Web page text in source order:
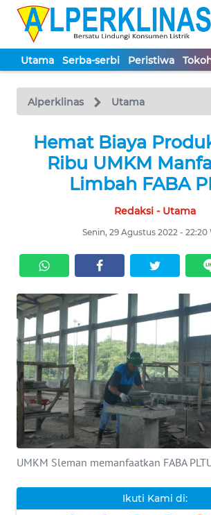
Utama Serba-serbi Peristiwa
Alperklinas Utama
Hemat Biaya
Ribu UMKM
Limbah FABA
Redaksi - Utama
Senin, 29 Agustus 2022 - 22:20
UMKM Sleman memanfaatkan FABA
Ikuti Kami di:
TV
Tutup
UTAMA
TOKOH
Informasi
INDEKS
BERITA
KONTAK
KAMI
INFO
IKLAN
KAMI